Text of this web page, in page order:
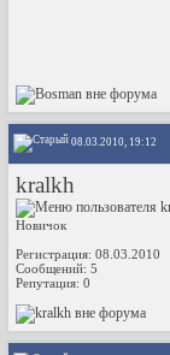
08.03.2010, 19:12
kralkh
Новичок
Регистрация: 08.03.2010
Сообщений: 5
Репутация: 0